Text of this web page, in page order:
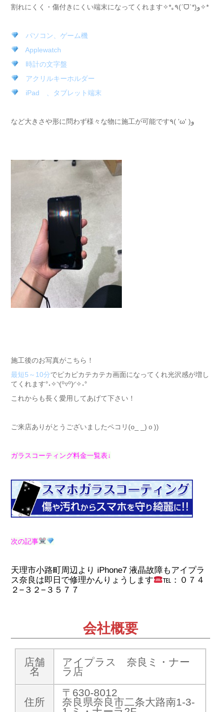
割れにくく・傷付きにくい端末になってくれます✧*｡٩(ˊᗜˋ*)و✧*
パソコン、ゲーム機
Applewatch
時計の文字盤
アクリルキーホルダー
iPad 、タブレット端末
施工後のお写真がこちら！
最短5～10分でピカピカテカテカ画面になってくれ光沢感が増し
てくれます°˖✧◝(⁰▿⁰)◜✧˖°
これからも長く愛用してあげて下さい！
ご来店ありがとうございましたペコリ(o_ _)ｏ))
ガラスコーティング料金一覧表↓
次の記事
天理市小路町周辺より iPhone7 液晶故障もアイプラ
ス奈良は即日で修理かんりょうします
℡：０７４
２−３２−３５７７
会社概要
店舗
名
アイプラス 奈良ミ・ナー
ラ店
住所
〒630-8012
奈良県奈良市二条大路南1-3-